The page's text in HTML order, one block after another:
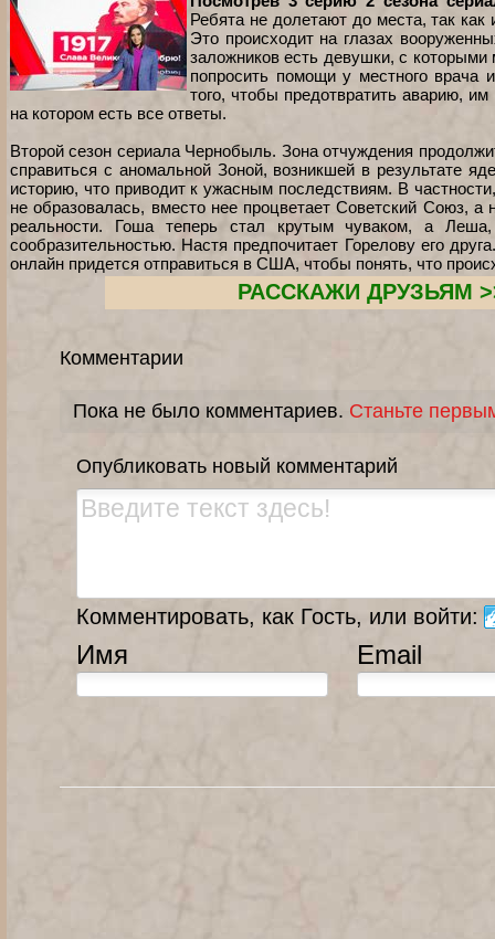
Ребята не долетают до места, так
Это происходит на глазах
заложников есть девушки, с
попросить помощи у местного врача
того, чтобы предотвратить аварию,
на котором есть все ответы.
Второй сезон сериала Чернобыль. Зона отчуждения
справиться с аномальной Зоной, возникшей в результате
историю, что приводит к ужасным последствиям. В
не образовалась, вместо нее процветает Советский Союз,
реальности. Гоша теперь стал крутым чуваком, а
сообразительностью. Настя предпочитает Горелову его
онлайн придется отправиться в США, чтобы понять, что
РАССКАЖИ ДРУЗЬЯМ
Комментарии
Пока не было комментариев. Станьте
Опубликовать новый комментарий
Комментировать, как Гость, или войти:
Имя Email